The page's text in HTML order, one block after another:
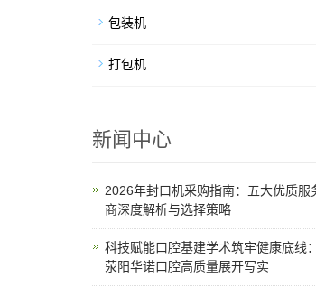
包装机
打包机
新闻中心
2026年封口机采购指南：五大优质服
商深度解析与选择策略
科技赋能口腔基建学术筑牢健康底线：
荥阳华诺口腔高质量展开写实